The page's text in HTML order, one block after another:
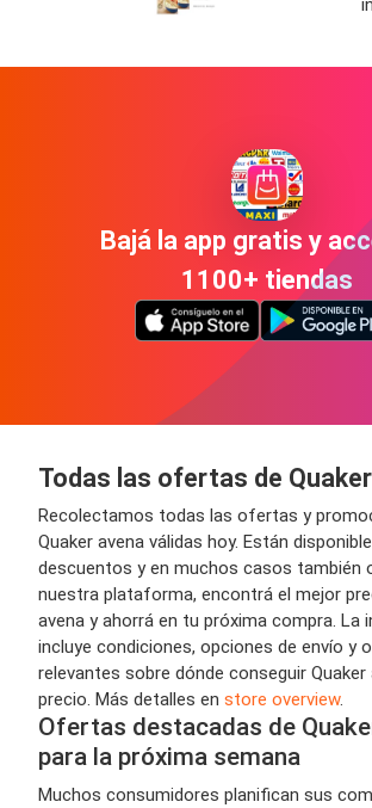
Bajá la app gratis y
1100+ tiendas
Todas las ofertas de
Recolectamos todas las ofertas y
Quaker avena válidas hoy. Están
descuentos y en muchos casos también
nuestra plataforma, encontrá el mejor
avena y ahorrá en tu próxima compra. La
incluye condiciones, opciones de envío y
relevantes sobre dónde conseguir Quaker
precio. Más detalles en store overview.
Ofertas destacadas de
para la próxima semana
Muchos consumidores planifican sus